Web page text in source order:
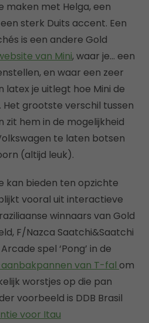
maken met Helga, een
sterk Duits accent. Een
is een andere Gold
van Mini, waar je… een
en waar een zeer
latex je uitlegt hoe Mini de
grootste verschil tussen
zit hem in de mogelijkheid
te laten botsen
(altijd leuk).
kan bieden ten opzichte
vooral uit interactieve
winnaars van Gold
F/Nazca Saatchi&Saatchi
spel ‘Pong’ in de
van T-fal om
worstjes op die pan
voorbeeld is DDB Brasil
voor Itau